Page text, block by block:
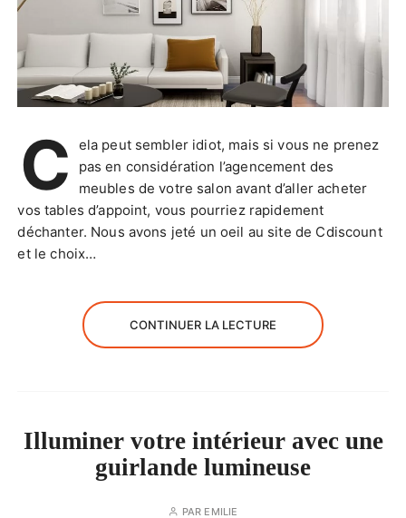
C
ela peut sembler idiot, mais si vous ne prenez
pas en considération l’agencement des
meubles de votre salon avant d’aller acheter
vos tables d’appoint, vous pourriez rapidement
déchanter. Nous avons jeté un oeil au site de Cdiscount
et le choix…
CONTINUER LA LECTURE
Illuminer votre intérieur avec une
guirlande lumineuse
PAR EMILIE